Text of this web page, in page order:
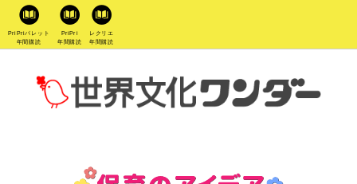
PriPriパレット
年間購読
PriPri
年間購読
レクリエ
年間購読